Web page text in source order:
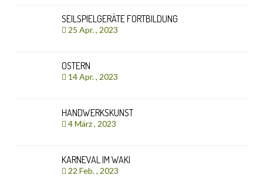
SEILSPIELGERÄTE FORTBILDUNG
25 Apr. , 2023
OSTERN
14 Apr. , 2023
HANDWERKSKUNST
4 März , 2023
KARNEVAL IM WAKI
22 Feb. , 2023